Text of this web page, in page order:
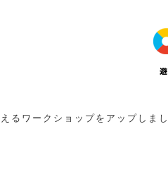
るワークショップをアップしまし